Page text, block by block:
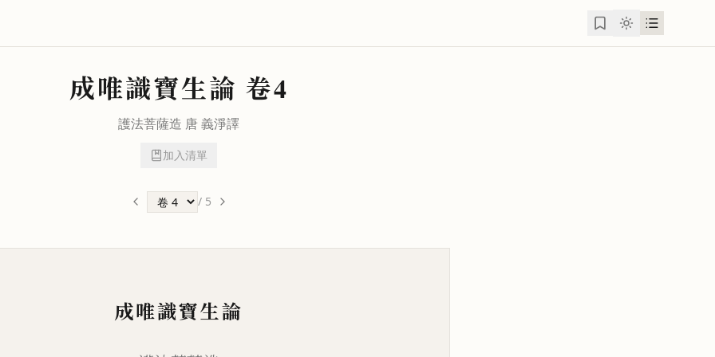
成唯識寶生論 卷4
護法菩薩造 唐義淨譯
加入清單
/ 5
成唯識寶生論